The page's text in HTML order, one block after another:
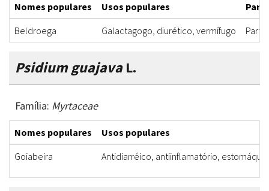
Nomes populares Usos populares
Beldroega
Galactagogo, diurético, vermífugo
Psidium guajavaL.
Família: Myrtaceae
Nomes populares
Usos populares
Goiabeira
Antidiarréico, antiinflamatório,